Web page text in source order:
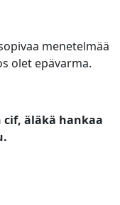
menetelmää
olet epävarma.
äläkä hankaa